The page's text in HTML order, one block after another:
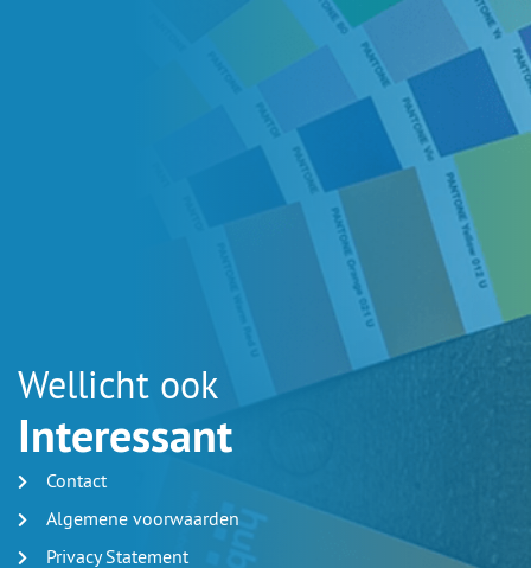
Wellicht ook
Interessant
Contact
Algemene voorwaarden
Privacy Statement